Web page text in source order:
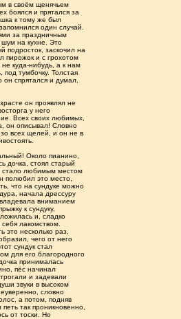
в своём щенячьем
боялся и прятался за
к тому же был
один случай.
за праздничным
на кухне. Это
подросток, заскочил на
пирожок и с грохотом
не куда-нибудь, а к нам
под тумбочку. Толстая
спрятался и думал,
он проявлял не
у него
Всех своих любимых,
он описывал! Словно
всех щелей, и он не в
Около пианино,
дочка, стоял старый
стало любимым местом
полюбил это место,
что на сундуке можно
начала дрессуру
вниманием
к сундуку,
и, сладко
лакомством.
это несколько раз,
чего от него
сундук стал
для его благородного
принималась
пёс начинал
и задевали
звуки в высоком
словно
а потом, подняв
так проникновенно,
от тоски. Но